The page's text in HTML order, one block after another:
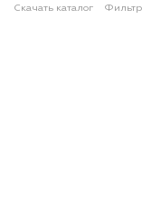
Скачать каталог Фильтр